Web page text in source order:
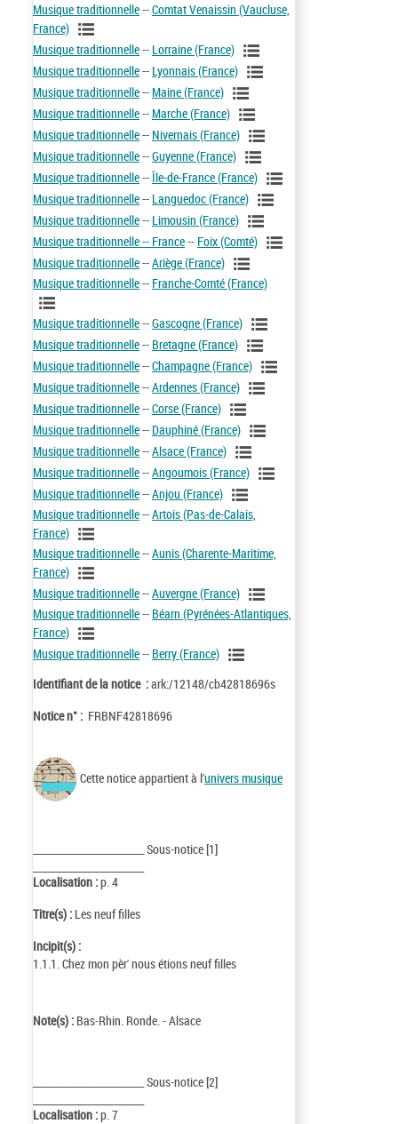
Musique traditionnelle--Comtat Venaissin (Vaucluse,
France)
Musique traditionnelle-- Lorraine (France)
Musique traditionnelle-- Lyonnais (France)
Musique traditionnelle-- Maine (France)
Musique traditionnelle-- Marche (France)
Musique traditionnelle-- Nivernais (France)
Musique traditionnelle--Guyenne (France)
Musique traditionnelle--Île-de-France (France)
Musique traditionnelle-- Languedoc (France)
Musique traditionnelle-- Limousin (France)
Musique traditionnelle -- France-- Foix (Comté)
Musique traditionnelle--Ariège (France)
Musique traditionnelle-- Franche-Comté (France)
Musique traditionnelle--Gascogne (France)
Musique traditionnelle-- Bretagne (France)
Musique traditionnelle--Champagne (France)
Musique traditionnelle--Ardennes (France)
Musique traditionnelle--Corse (France)
Musique traditionnelle-- Dauphiné (France)
Musique traditionnelle--Alsace (France)
Musique traditionnelle--Angoumois (France)
Musique traditionnelle--Anjou (France)
Musique traditionnelle--Artois (Pas-de-Calais,
France)
Musique traditionnelle--Aunis (Charente-Maritime,
France)
Musique traditionnelle--Auvergne (France)
Musique traditionnelle-- Béarn (Pyrénées-Atlantiques,
France)
Musique traditionnelle-- Berry (France)
Identifiant de la notice :ark:/12148/cb42818696s
Notice n° : FRBNF42818696
Cette notice appartient à l'univers musique
_________________________ Sous-notice [1]
Localisation :p. 4
Titre(s) : Les neuf filles
Incipit(s) :
1.1.1. Chez mon pèr' nous étions neuf filles
Note(s) : Bas-Rhin. Ronde. - Alsace
_________________________ Sous-notice [2]
Localisation :p. 7